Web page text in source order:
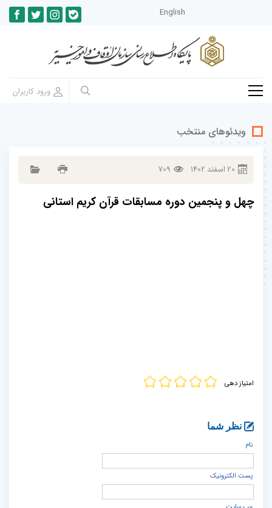
English
ویدئوهای منتخب
20 اسفند 1402
709
چهل و پنجمین دوره مسابقات قرآن کریم استانی
امتیاز دهی
نظر شما
نام
پست الكترونيک